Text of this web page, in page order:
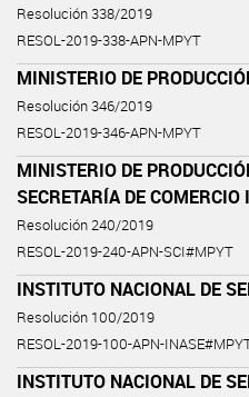
Resolución 338/2019
RESOL-2019-338-APN-MPYT
MINISTERIO DE
Resolución 346/2019
RESOL-2019-346-APN-MPYT
MINISTERIO DE
SECRETARÍA DE COMERCIO
Resolución 240/2019
RESOL-2019-240-APN-SCI#MPYT
INSTITUTO NACIONAL DE
Resolución 100/2019
RESOL-2019-100-APN-
INSTITUTO NACIONAL DE